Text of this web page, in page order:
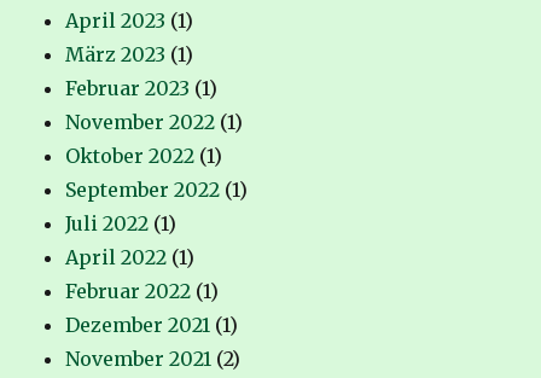
April 2023 (1)
März 2023 (1)
Februar 2023 (1)
November 2022 (1)
Oktober 2022 (1)
September 2022 (1)
Juli 2022 (1)
April 2022 (1)
Februar 2022 (1)
Dezember 2021 (1)
November 2021 (2)